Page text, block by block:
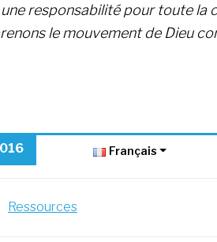
responsabilité pour toute la
le mouvement de Dieu
Français
Ressources